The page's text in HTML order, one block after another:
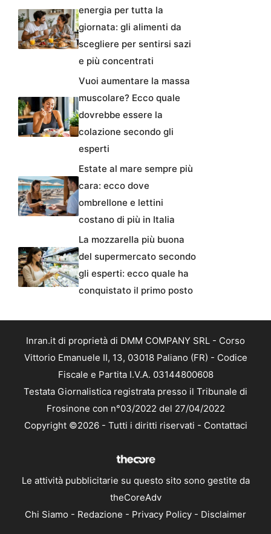
energia per tutta la
giornata: gli alimenti da
scegliere per sentirsi sazi
e più concentrati
Vuoi aumentare la massa
muscolare? Ecco quale
dovrebbe essere la
colazione secondo gli
esperti
Estate al mare sempre più
cara: ecco dove
ombrellone e lettini
costano di più in Italia
La mozzarella più buona
del supermercato secondo
gli esperti: ecco quale ha
conquistato il primo posto
Inran.it di proprietà di DMM COMPANY SRL - Corso
Vittorio Emanuele II, 13, 03018 Paliano (FR) - Codice
Fiscale e Partita I.V.A. 03144800608
Testata Giornalistica registrata presso il Tribunale di
Frosinone con n°03/2022 del 27/04/2022
Copyright ©2026 - Tutti i diritti riservati - Contattaci
Le attività pubblicitarie su questo sito sono gestite da
theCoreAdv
Chi Siamo - Redazione - Privacy Policy - Disclaimer